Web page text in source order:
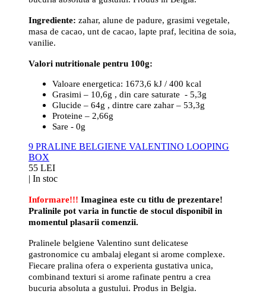
Ingrediente: zahar, alune de padure, grasimi vegetale,
masa de cacao, unt de cacao, lapte praf, lecitina de soia,
vanilie.
Valori nutritionale pentru 100g:
Valoare energetica: 1673,6 kJ / 400 kcal
Grasimi – 10,6g , din care saturate - 5,3g
Glucide – 64g , dintre care zahar – 53,3g
Proteine – 2,66g
Sare - 0g
9 PRALINE BELGIENE VALENTINO LOOPING
BOX
55 LEI
| In stoc
Informare!!! Imaginea este cu titlu de prezentare!
Pralinile pot varia in functie de stocul disponibil in
momentul plasarii comenzii.
Pralinele belgiene Valentino sunt delicatese
gastronomice cu ambalaj elegant si arome complexe.
Fiecare pralina ofera o experienta gustativa unica,
combinand texturi si arome rafinate pentru a crea
bucuria absoluta a gustului. Produs in Belgia.